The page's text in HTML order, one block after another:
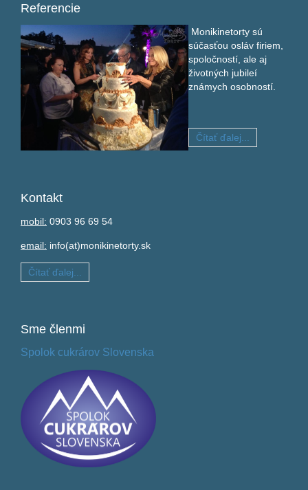
Referencie
Monikinetorty sú
súčasťou osláv firiem,
spoločností, ale aj
životných jubileí
známych osobností.
Čítať ďalej...
Kontakt
mobil: 0903 96 69 54
email: info(at)monikinetorty.sk
Čítať ďalej...
Sme členmi
Spolok cukrárov Slovenska